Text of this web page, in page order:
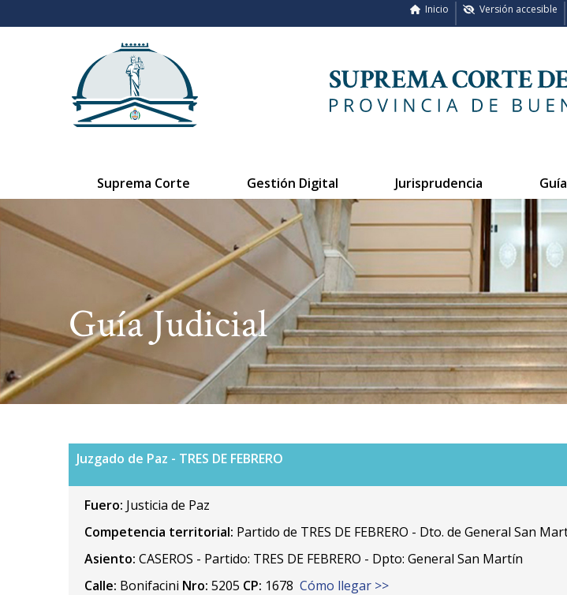
Versión accesible
Inicio
Suprema Corte Gestión Digital Jurisprudencia
Guía Judicial
Juzgado de Paz - TRES DE FEBRERO
Fuero: Justicia de Paz
Competencia territorial: Partido de TRES DE FEBRERO - Dto. de General San
Asiento: CASEROS - Partido: TRES DE FEBRERO - Dpto: General San Martín
Calle: Bonifacini Nro: 5205 CP: 1678 Cómo llegar >>